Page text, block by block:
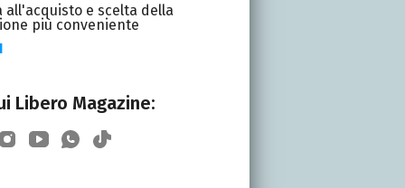
all'acquisto e scelta della
più conveniente
Libero Magazine: